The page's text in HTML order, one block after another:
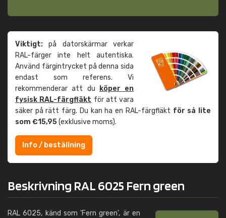
Viktigt: på datorskärmar verkar
RAL-färger inte helt autentiska.
Använd färgintrycket på denna sida
endast som referens. Vi
rekommenderar att du
köper en
fysisk RAL-färgfläkt för att vara
säker på rätt färg. Du kan ha en RAL-färgfläkt för så lite
som €15,95(exklusive moms).
Info / beställning
Beskrivning RAL 6025 Fern green
RAL 6025, känd som 'Fern green', är en